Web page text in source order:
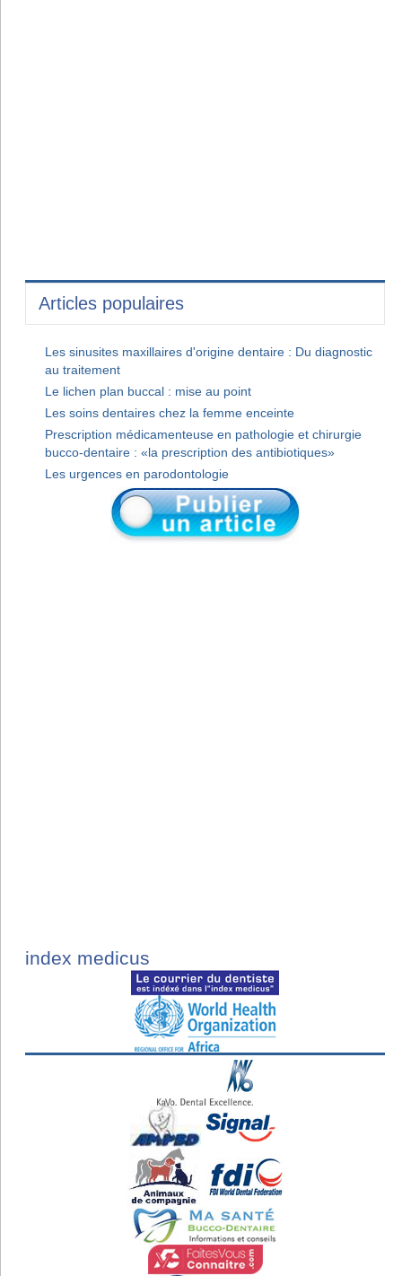
Articles populaires
Les sinusites maxillaires d'origine dentaire : Du diagnostic
au traitement
Le lichen plan buccal : mise au point
Les soins dentaires chez la femme enceinte
Prescription médicamenteuse en pathologie et chirurgie
bucco-dentaire : «la prescription des antibiotiques»
Les urgences en parodontologie
index medicus